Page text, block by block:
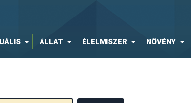
ÁLLAT ÉLELMISZER NÖVÉNY